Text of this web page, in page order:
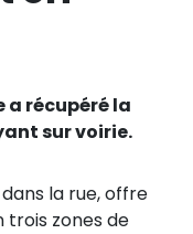
a récupéré la
sur voirie.
la rue, offre
trois zones de